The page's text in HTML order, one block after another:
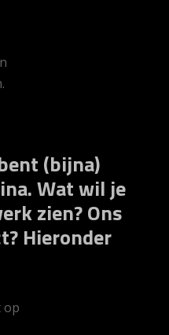
(bijna)
Wat wil je
zien? Ons
Hieronder
op